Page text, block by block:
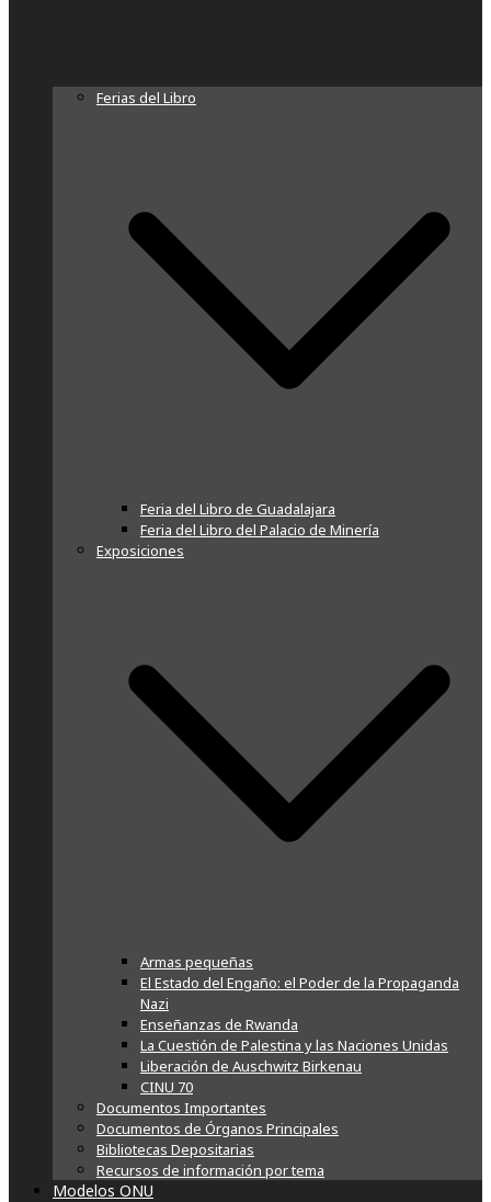
Ferias del Libro
Feria del Libro de Guadalajara
Feria del Libro del Palacio de Minería
Exposiciones
Armas pequeñas
El Estado del Engaño: el Poder de la Propaganda
Nazi
Enseñanzas de Rwanda
La Cuestión de Palestina y las Naciones Unidas
Liberación de Auschwitz Birkenau
CINU 70
Documentos Importantes
Documentos de Órganos Principales
Bibliotecas Depositarias
Recursos de información por tema
Modelos ONU